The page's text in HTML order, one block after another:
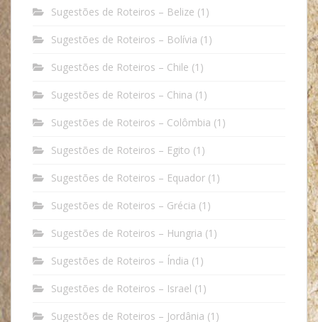
Sugestões de Roteiros – Belize (1)
Sugestões de Roteiros – Bolívia (1)
Sugestões de Roteiros – Chile (1)
Sugestões de Roteiros – China (1)
Sugestões de Roteiros – Colômbia (1)
Sugestões de Roteiros – Egito (1)
Sugestões de Roteiros – Equador (1)
Sugestões de Roteiros – Grécia (1)
Sugestões de Roteiros – Hungria (1)
Sugestões de Roteiros – Índia (1)
Sugestões de Roteiros – Israel (1)
Sugestões de Roteiros – Jordânia (1)